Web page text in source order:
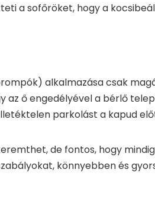
a sofőröket, hogy a
alkalmazása csak
az ő engedélyével a bérlő
parkolást a kapud
de fontos, hogy
könnyebben és